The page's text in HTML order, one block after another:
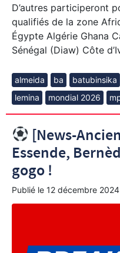
D’autres participeront
qualifiés de la zone
Égypte Algérie Ghana
Sénégal (Diaw) Côte
almeida ba batubinsika
lemina
mondial 2026
[News-
Essende,
gogo !
Publié le 12 décembre 2024